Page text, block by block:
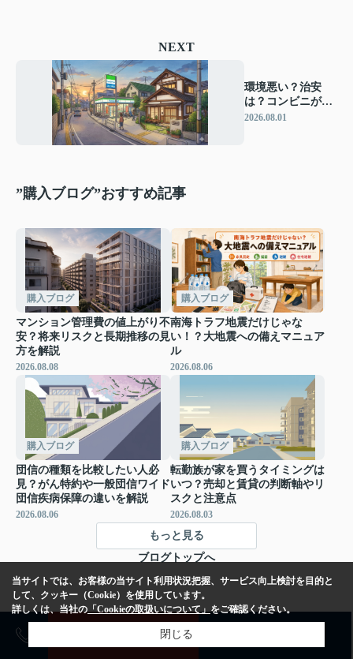
NEXT
環境悪い？治安
は？コンビニが近
い物件のメリット
2026.08.01
”購入ブログ”おすすめ記事
購入ブログ
マンション管理費の値上がり不
安？将来リスクと長期推移の見
方を解説
2026.08.08
購入ブログ
南海トラフ地震だけじゃな
い！？大地震への備えマニュア
ル
2026.08.06
購入ブログ
団信の種類を比較したい人必
見？がん特約や一般団信ワイド
団信疾病保障の違いを解説
2026.08.06
購入ブログ
転勤族が家を買うタイミングは
いつ？売却と賃貸の判断軸やリ
スクと注意点
2026.08.03
もっと見る
ブログトップへ
高校近い物件のデメリットは？小中学校との違いと注意点を解説
当サイトでは、お客様の当サイト利用状況把握、サービス向上検討を目的と
して、クッキー（Cookie）を使用しています。
詳しくは、当社の「Cookieの取扱いについて」をご確認ください。
閉じる